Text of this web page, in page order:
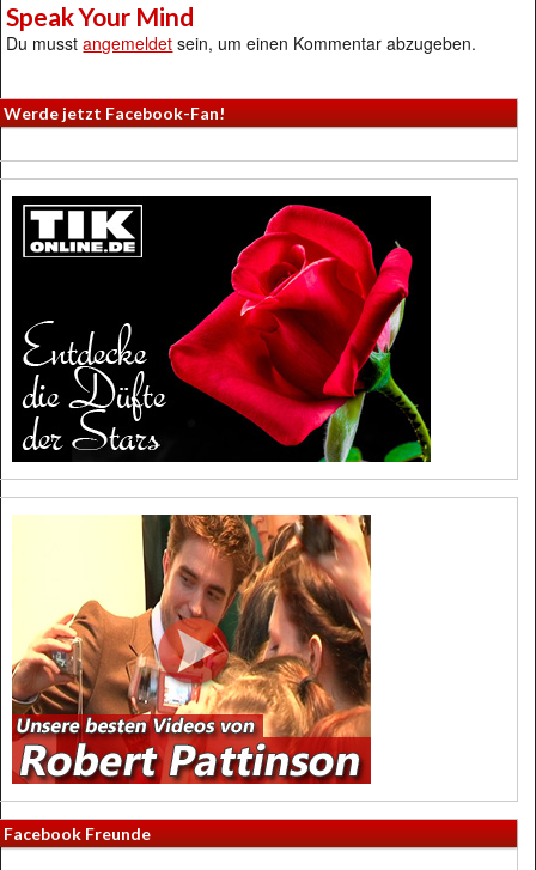
Speak Your Mind
Du musstangemeldet sein, um einen Kommentar abzugeben.
Werde jetzt Facebook-Fan!
Facebook Freunde